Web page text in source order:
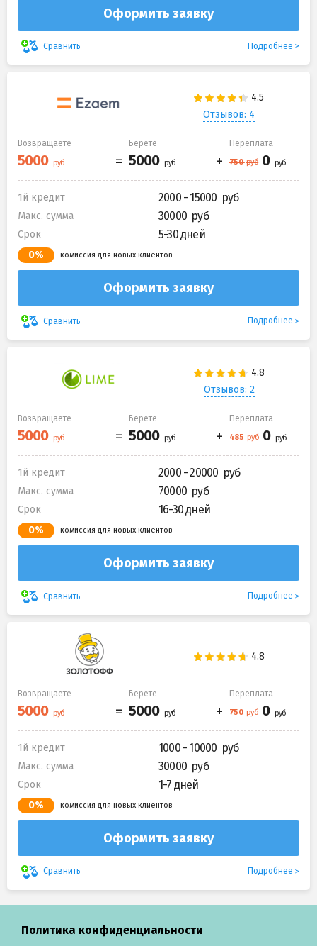
Оформить заявку
Сравнить Подробнее
Отзывов: 4
Возвращаете Берете Переплата
1й кредит 2000 - 15000
Макс. сумма 30000
Срок 5-30 дней
0% комиссия для новых клиентов
Оформить заявку
Сравнить Подробнее
Отзывов: 2
Возвращаете Берете Переплата
1й кредит 2000 - 20000
Макс. сумма 70000
Срок 16-30 дней
0% комиссия для новых клиентов
Оформить заявку
Сравнить Подробнее
Возвращаете Берете Переплата
1й кредит 1000 - 10000
Макс. сумма 30000
Срок 1-7 дней
0% комиссия для новых клиентов
Оформить заявку
Сравнить Подробнее
Политика конфиденциальности